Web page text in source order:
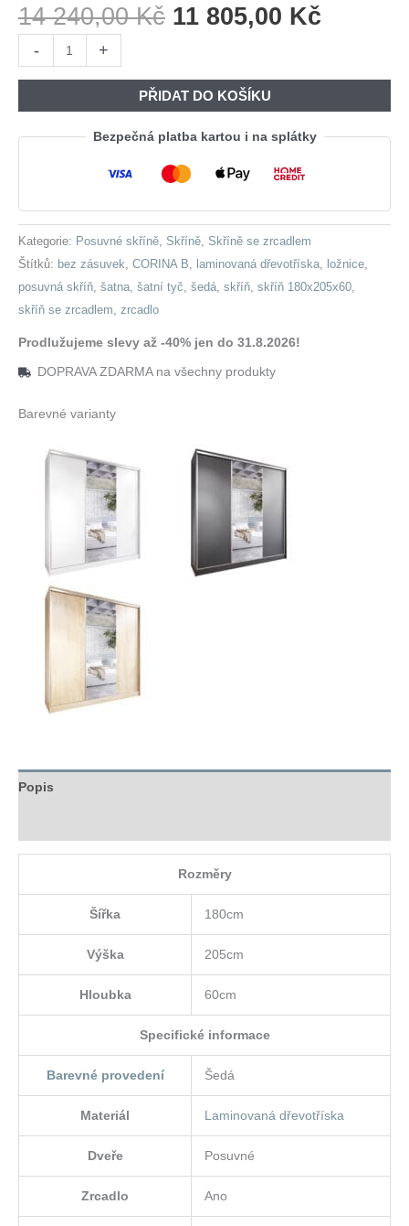
14 240,00Kč Původní
14
240,00 Kč.
11 805,00 Kč
805,00
-
s
dveřmi
se
180
šedá
množství
+
PŘIDAT DO KOŠÍKU
Bezpečná platba kartou i na splátky
Kategorie: Posuvné skříně, Skříně, Skříně se zrcadlem
Štítků: bez zásuvek, CORINA B, laminovaná dřevotříska, ložnice,
posuvná skříň, šatna, šatní tyč, šedá, skříň, skříň 180x205x60,
skříň se zrcadlem, zrcadlo
Prodlužujeme slevy až -40% jen do 31.8.2026!
DOPRAVA ZDARMA na všechny produkty
Barevné varianty
Popis
Rozměry
Šířka 180cm
Výška 205cm
Hloubka 60cm
Specifické informace
Barevné provedení Šedá
Materiál Laminovaná dřevotříska
Dveře Posuvné
Zrcadlo Ano